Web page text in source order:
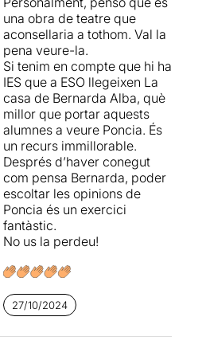
Carmen Prendes, María
Galiana, Julieta Serrano,
Florinda Chico, Rosa María
Sarda, Joan Plowright, Ane
Gabarain, etc.
La posada en escena és més
conceptual que realista, i en
base a unes teles penjades i
uns quants jocs de llums
aconsegueix que passem
per diversos indrets de la
ment del personatge. En
aquest sentit, la direcció de
Luque també és encertada,
aconseguint que la
simplicitat i l’abstracció de
l’entorn creï imatges potents
però que no distreguin del
que realment importa: el
una obra de teatre que
aconsellaria a tothom. Val la
pena veure-la.
Si tenim en compte que hi ha
IES que a ESO llegeixen La
casa de Bernarda Alba, què
millor que portar aquests
alumnes a veure Poncia. És
un recurs immillorable.
Després d’haver conegut
com pensa Bernarda, poder
escoltar les opinions de
Poncia és un exercici
fantàstic.
No us la perdeu!
27/10/2024